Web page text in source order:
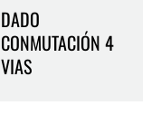
DADO
CONMUTACIÓN 4
VIAS